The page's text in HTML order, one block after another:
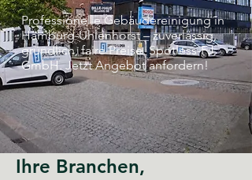
Professionelle Gebäudereinigung in
Hamburg-Uhlenhorst – zuverlässig,
gründlich, faire Preise. Spotless-FJ
GmbH. Jetzt Angebot anfordern!
Ihre Branchen,